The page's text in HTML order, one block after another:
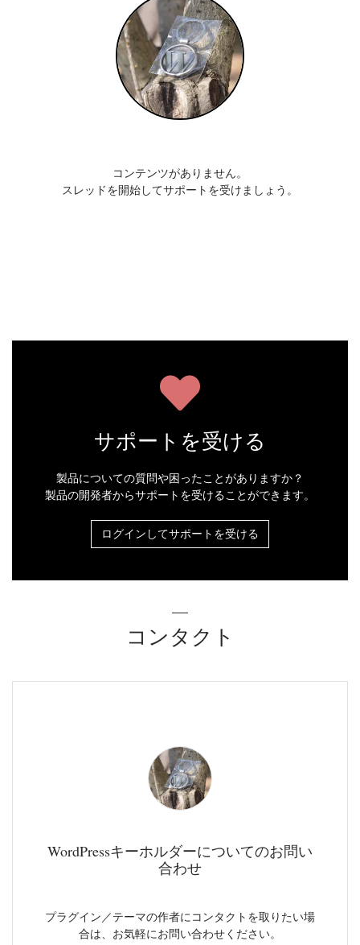
コンテンツがありません。
スレッドを開始してサポートを受けましょう。
サポートを受ける
製品についての質問や困ったことがありますか？
製品の開発者からサポートを受けることができます。
ログインしてサポートを受ける
コンタクト
WordPressキーホルダーについてのお問い
合わせ
プラグイン／テーマの作者にコンタクトを取りたい場
合は、お気軽にお問い合わせください。